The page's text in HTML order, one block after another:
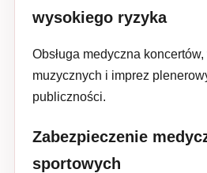
wysokiego ryzyka
Obsługa medyczna
muzycznych i imprez
publiczności.
Zabezpieczenie
sportowych